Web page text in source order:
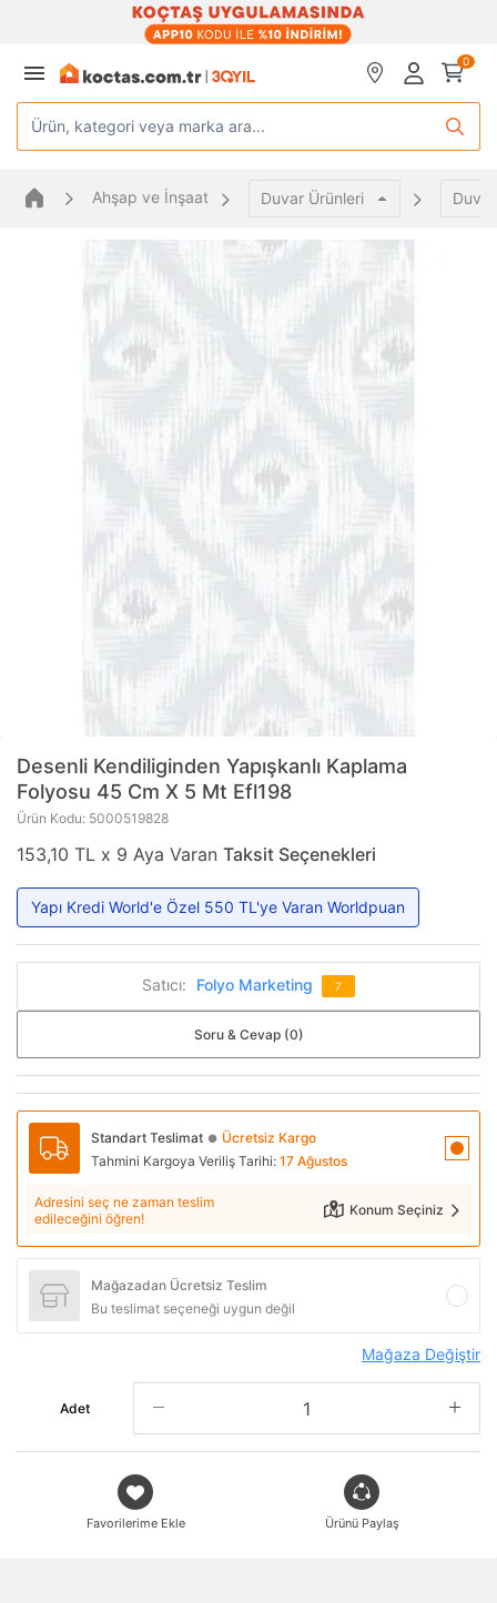
0
Ürün, kategori veya marka ara...
Ahşap ve İnşaat Duvar Ürünleri Duvar
Desenli Kendiliginden Yapışkanlı Kaplama
Folyosu 45 Cm X 5 Mt Efl198
Ürün Kodu: 5000519828
153,10 TL x 9 Aya Varan Taksit Seçenekleri
Yapı Kredi World'e Özel 550 TL'ye Varan Worldpuan
Satıcı: Folyo Marketing 7
Soru & Cevap (0)
Standart Teslimat ● Ücretsiz Kargo
Tahmini Kargoya Veriliş Tarihi: 17 Ağustos
Adresini seç ne zaman teslim
edileceğini öğren!
Konum Seçiniz
Mağazadan Ücretsiz Teslim
Bu teslimat seçeneği uygun değil
Mağaza Değiştir
Adet
Favorilerime Ekle Ürünü Paylaş